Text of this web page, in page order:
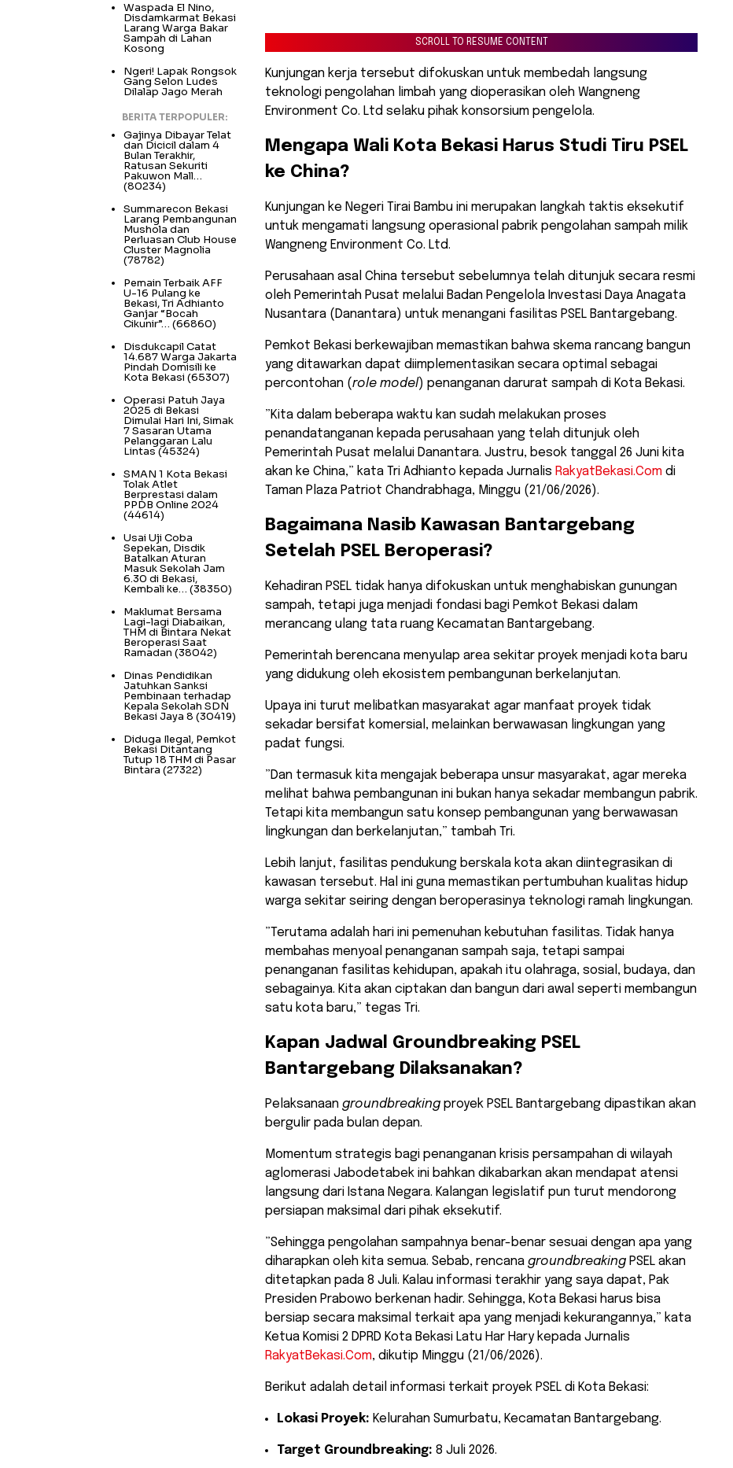
SCROLL TO RESUME CONTENT
Kunjungan kerja tersebut difokuskan untuk membedah langsung
teknologi pengolahan limbah yang dioperasikan oleh Wangneng
Environment Co. Ltd selaku pihak konsorsium pengelola.
​Mengapa Wali Kota Bekasi Harus Studi Tiru PSEL
ke China?
​Kunjungan ke Negeri Tirai Bambu ini merupakan langkah taktis eksekutif
untuk mengamati langsung operasional pabrik pengolahan sampah milik
Wangneng Environment Co. Ltd.
Perusahaan asal China tersebut sebelumnya telah ditunjuk secara resmi
oleh Pemerintah Pusat melalui Badan Pengelola Investasi Daya Anagata
Nusantara (Danantara) untuk menangani fasilitas PSEL Bantargebang.
Pemkot Bekasi berkewajiban memastikan bahwa skema rancang bangun
yang ditawarkan dapat diimplementasikan secara optimal sebagai
percontohan (role model) penanganan darurat sampah di Kota Bekasi.
​”Kita dalam beberapa waktu kan sudah melakukan proses
penandatanganan kepada perusahaan yang telah ditunjuk oleh
Pemerintah Pusat melalui Danantara. Justru, besok tanggal 26 Juni kita
akan ke China,” kata Tri Adhianto kepada Jurnalis RakyatBekasi.Com di
Taman Plaza Patriot Chandrabhaga, Minggu (21/06/2026).
​Bagaimana Nasib Kawasan Bantargebang
Setelah PSEL Beroperasi?
​Kehadiran PSEL tidak hanya difokuskan untuk menghabiskan gunungan
sampah, tetapi juga menjadi fondasi bagi Pemkot Bekasi dalam
merancang ulang tata ruang Kecamatan Bantargebang.
Pemerintah berencana menyulap area sekitar proyek menjadi kota baru
yang didukung oleh ekosistem pembangunan berkelanjutan.
Upaya ini turut melibatkan masyarakat agar manfaat proyek tidak
sekadar bersifat komersial, melainkan berwawasan lingkungan yang
padat fungsi.
​”Dan termasuk kita mengajak beberapa unsur masyarakat, agar mereka
melihat bahwa pembangunan ini bukan hanya sekadar membangun pabrik.
Tetapi kita membangun satu konsep pembangunan yang berwawasan
lingkungan dan berkelanjutan,” tambah Tri.
​Lebih lanjut, fasilitas pendukung berskala kota akan diintegrasikan di
kawasan tersebut. Hal ini guna memastikan pertumbuhan kualitas hidup
warga sekitar seiring dengan beroperasinya teknologi ramah lingkungan.
​”Terutama adalah hari ini pemenuhan kebutuhan fasilitas. Tidak hanya
membahas menyoal penanganan sampah saja, tetapi sampai
penanganan fasilitas kehidupan, apakah itu olahraga, sosial, budaya, dan
sebagainya. Kita akan ciptakan dan bangun dari awal seperti membangun
satu kota baru,” tegas Tri.
​Kapan Jadwal Groundbreaking PSEL
Bantargebang Dilaksanakan?
​Pelaksanaan groundbreaking proyek PSEL Bantargebang dipastikan akan
bergulir pada bulan depan.
Momentum strategis bagi penanganan krisis persampahan di wilayah
aglomerasi Jabodetabek ini bahkan dikabarkan akan mendapat atensi
langsung dari Istana Negara. Kalangan legislatif pun turut mendorong
persiapan maksimal dari pihak eksekutif.
​”Sehingga pengolahan sampahnya benar-benar sesuai dengan apa yang
diharapkan oleh kita semua. Sebab, rencana groundbreaking PSEL akan
ditetapkan pada 8 Juli. Kalau informasi terakhir yang saya dapat, Pak
Presiden Prabowo berkenan hadir. Sehingga, Kota Bekasi harus bisa
bersiap secara maksimal terkait apa yang menjadi kekurangannya,” kata
Ketua Komisi 2 DPRD Kota Bekasi Latu Har Hary kepada Jurnalis
RakyatBekasi.Com, dikutip Minggu (21/06/2026).
​Berikut adalah detail informasi terkait proyek PSEL di Kota Bekasi:
Lokasi Proyek: Kelurahan Sumurbatu, Kecamatan Bantargebang.
Target Groundbreaking: 8 Juli 2026.
Waspada El Nino,
Disdamkarmat Bekasi
Larang Warga Bakar
Sampah di Lahan
Kosong
Ngeri! Lapak Rongsok
Gang Selon Ludes
Dilalap Jago Merah
BERITA TERPOPULER:
Gajinya Dibayar Telat
dan Dicicil dalam 4
Bulan Terakhir,
Ratusan Sekuriti
Pakuwon Mall…
(80234)
Summarecon Bekasi
Larang Pembangunan
Mushola dan
Perluasan Club House
Cluster Magnolia
(78782)
Pemain Terbaik AFF
U-16 Pulang ke
Bekasi, Tri Adhianto
Ganjar “Bocah
Cikunir”… (66860)
Disdukcapil Catat
14.687 Warga Jakarta
Pindah Domisili ke
Kota Bekasi (65307)
Operasi Patuh Jaya
2025 di Bekasi
Dimulai Hari Ini, Simak
7 Sasaran Utama
Pelanggaran Lalu
Lintas(45324)
SMAN 1 Kota Bekasi
Tolak Atlet
Berprestasi dalam
PPDB Online 2024
(44614)
Usai Uji Coba
Sepekan, Disdik
Batalkan Aturan
Masuk Sekolah Jam
6.30 di Bekasi,
Kembali ke… (38350)
Maklumat Bersama
Lagi-lagi Diabaikan,
THM di Bintara Nekat
Beroperasi Saat
Ramadan (38042)
Dinas Pendidikan
Jatuhkan Sanksi
Pembinaan terhadap
Kepala Sekolah SDN
Bekasi Jaya 8 (30419)
Diduga Ilegal, Pemkot
Bekasi Ditantang
Tutup 18 THM di Pasar
Bintara (27322)